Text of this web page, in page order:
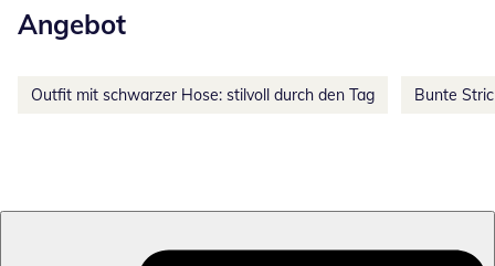
Angebot
Outfit mit schwarzer Hose: stilvoll durch den Tag Bunte